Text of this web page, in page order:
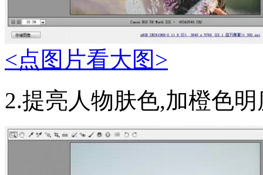
<点图片看大图>
2.提亮人物肤色,加橙色明